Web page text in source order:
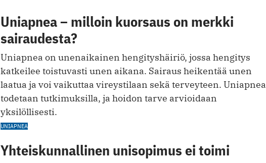
Uniapnea – milloin kuorsaus on merkki
sairaudesta?
Uniapnea on unenaikainen hengityshäiriö, jossa hengitys
katkeilee toistuvasti unen aikana. Sairaus heikentää unen
laatua ja voi vaikuttaa vireystilaan sekä terveyteen. Uniapnea
todetaan tutkimuksilla, ja hoidon tarve arvioidaan
yksilöllisesti.
UNIAPNEA
Yhteiskunnallinen unisopimus ei toimi